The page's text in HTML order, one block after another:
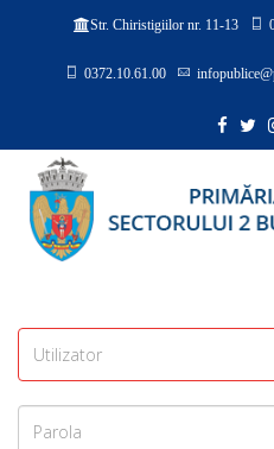
Str. Chiristigiilor nr. 11-13
0372.10.61.00